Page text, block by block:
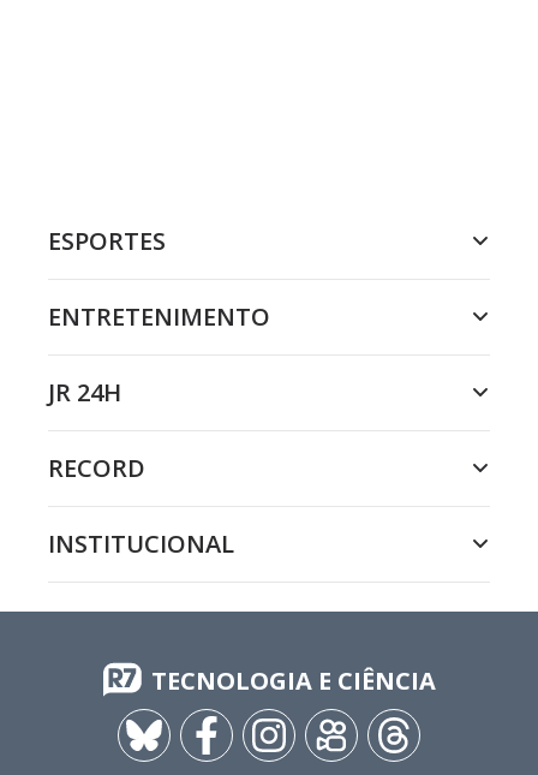
ESPORTES
ENTRETENIMENTO
JR 24H
RECORD
INSTITUCIONAL
TECNOLOGIA E CIÊNCIA